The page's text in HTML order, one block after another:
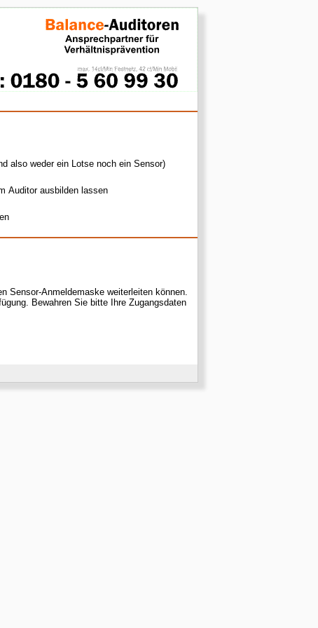
also weder ein Lotse noch ein Sensor)
Auditor ausbilden lassen
Sensor-Anmeldemaske weiterleiten können.
Bewahren Sie bitte Ihre Zugangsdaten